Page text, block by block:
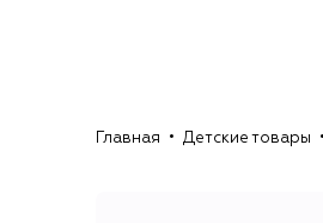
Главная Детские товары